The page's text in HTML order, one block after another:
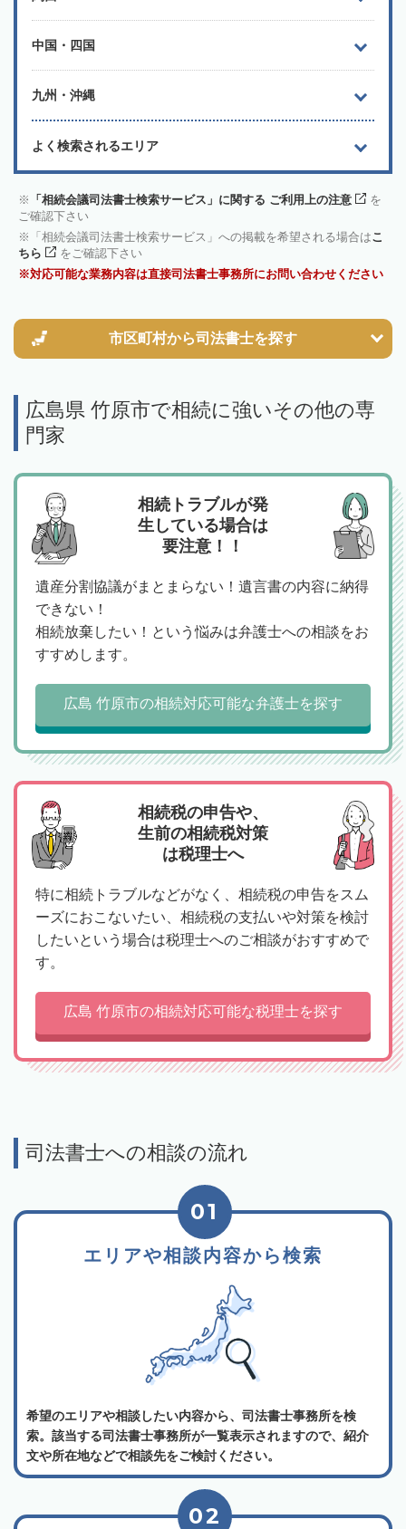
中国・四国
九州・沖縄
よく検索されるエリア
「相続会議司法書士検索サービス」に関する ご利用上の注意
を
ご確認下さい
「相続会議司法書士検索サービス」への掲載を希望される場合はこ
ちら
をご確認下さい
対応可能な業務内容は直接司法書士事務所にお問い合わせください
市区町村から司法書士を探す
広島県 竹原市で相続に強いその他の専
門家
相続トラブルが発
生している場合は
要注意！！
遺産分割協議がまとまらない！遺言書の内容に納得
できない！
相続放棄したい！という悩みは弁護士への相談をお
すすめします。
広島 竹原市の相続対応可能な弁護士を探す
相続税の申告や、
生前の相続税対策
は税理士へ
特に相続トラブルなどがなく、相続税の申告をスム
ーズにおこないたい、相続税の支払いや対策を検討
したいという場合は税理士へのご相談がおすすめで
す。
広島 竹原市の相続対応可能な税理士を探す
司法書士への相談の流れ
エリアや相談内容から検索
01
希望のエリアや相談したい内容から、司法書士事務所を検
索。該当する司法書士事務所が一覧表示されますので、紹介
文や所在地などで相談先をご検討ください。
02